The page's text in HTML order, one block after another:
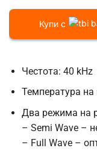
Купи с
Честота: 40 kHz
Температура на
Два режима на
– Semi Wave –
– Full Wave –